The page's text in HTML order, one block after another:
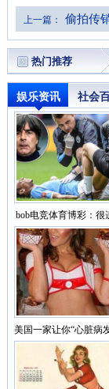
上一篇： 偷拍传
热门推荐
娱乐资讯 社会
bob电竞体育博彩：很
内受伤，希望他早
美国一家让你“心脏病
性感餐厅（组图